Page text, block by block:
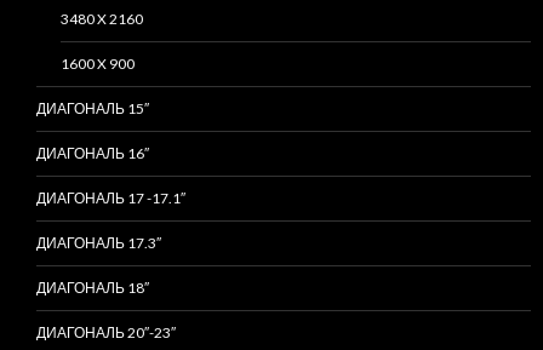
3480 X 2160
1600 X 900
ДИАГОНАЛЬ 15″
ДИАГОНАЛЬ 16″
ДИАГОНАЛЬ 17 -17.1″
ДИАГОНАЛЬ 17.3″
ДИАГОНАЛЬ 18″
ДИАГОНАЛЬ 20″-23″